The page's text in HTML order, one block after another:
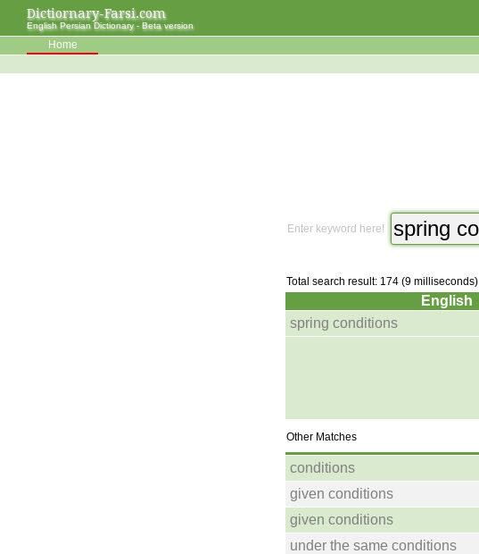
Dictiornary-Farsi.com
English Persian Dictionary - Beta version
Home
Enter keyword here!
Total search result: 174 (9 milliseconds)
English
spring conditions
Other Matches
conditions
given conditions
given conditions
under the same conditions